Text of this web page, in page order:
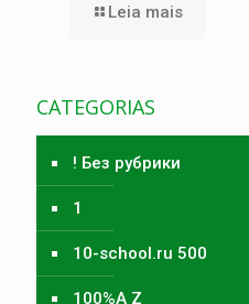
Leia mais
CATEGORIAS
! Без рубрики
1
10-school.ru 500
100%A Z